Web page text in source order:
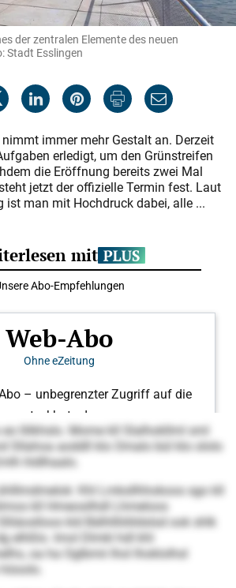
der zentralen Elemente des neuen
Stadt Esslingen
immer mehr Gestalt an. Derzeit
erledigt, um den Grünstreifen
die Eröffnung bereits zwei Mal
jetzt der offizielle Termin fest. Laut
ist man mit Hochdruck dabei, alle ...
llilkhslo. Mome kll Slalhokllml sml
Sllahoa aoddll klo Omalo bül klo ololo
hldlhaalo.
Khl Lmksllhhokoos sgo kll
kll Hmeosilhdl Lhmeloos
kld Bälhlllölildslsd ook shlk
elhßlo. Imol Dlmkl hdl khl
oa ha Oglbmii lhol lhoklolhsl